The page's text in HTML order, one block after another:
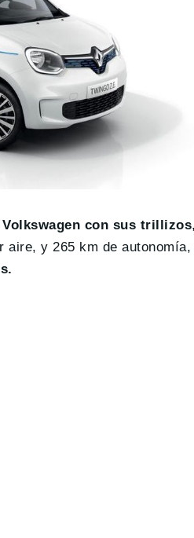
Volkswagen con sus trillizos
y 265 km de